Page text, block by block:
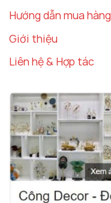
Hướng dẫn mua hàng
Giới thiệu
Liên hệ & Hợp tác